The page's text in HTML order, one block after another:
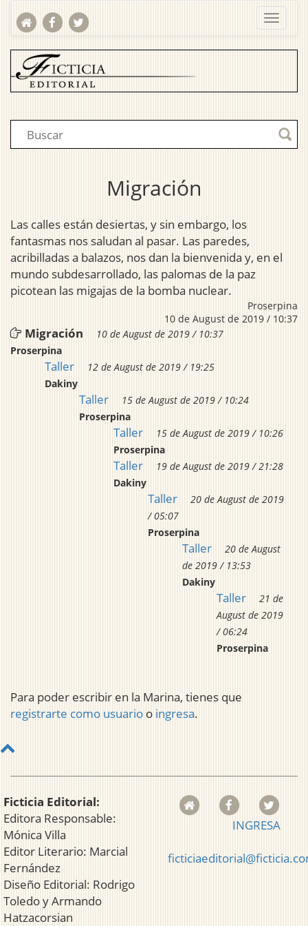
Migración
Las calles están desiertas, y sin embargo, los
fantasmas nos saludan al pasar. Las paredes,
acribilladas a balazos, nos dan la bienvenida y, en el
mundo subdesarrollado, las palomas de la paz
picotean las migajas de la bomba nuclear.
Proserpina
10 de August de 2019 / 10:37
Migración
10 de August de 2019 / 10:37
Proserpina
Taller
12 de August de 2019 / 19:25
Dakiny
Taller
15 de August de 2019 / 10:24
Proserpina
Taller
15 de August de 2019 / 10:26
Proserpina
Taller
19 de August de 2019 / 21:28
Dakiny
Taller
20 de August de 2019
/ 05:07
Proserpina
Taller
20 de August
de 2019 / 13:53
Dakiny
Taller
21 de
August de 2019
/ 06:24
Proserpina
Para poder escribir en la Marina, tienes que
registrarte como usuario o ingresa.
Ficticia Editorial:
Editora Responsable:
Mónica Villa
Editor Literario: Marcial
Fernández
Diseño Editorial: Rodrigo
Toledo y Armando
Hatzacorsian
INGRESA